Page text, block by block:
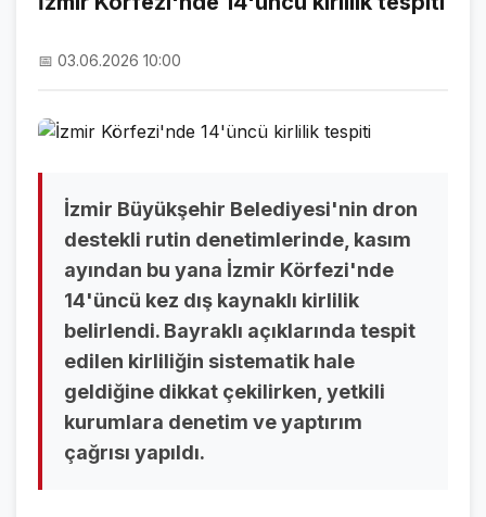
HAVA DURUMU
NÖBETÇİ ECZANELER
SON DAKİKA
SON DAKİKA HABERLERİ
VİDEO GALERİ
FOTO GALERİ
GALERİLER
📅 03.06.2026 10:00
İzmir Büyükşehir Belediyesi'nin dron
destekli rutin denetimlerinde, kasım
ayından bu yana İzmir Körfezi'nde
14'üncü kez dış kaynaklı kirlilik
belirlendi. Bayraklı açıklarında tespit
edilen kirliliğin sistematik hale
geldiğine dikkat çekilirken, yetkili
kurumlara denetim ve yaptırım
çağrısı yapıldı.